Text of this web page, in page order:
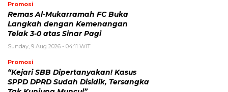
Promosi
Remas Al-Mukarramah FC Buka
Langkah dengan Kemenangan
Telak 3-0 atas Sinar Pagi
Sunday, 9 Aug 2026 - 04:11 WIT
Promosi
“Kejari SBB Dipertanyakan! Kasus
SPPD DPRD Sudah Disidik, Tersangka